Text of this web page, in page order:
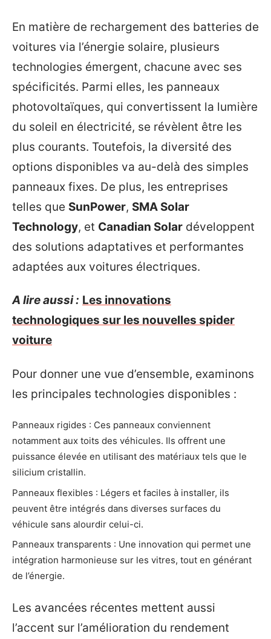
En matière de rechargement des batteries de
voitures via l’énergie solaire, plusieurs
technologies émergent, chacune avec ses
spécificités. Parmi elles, les panneaux
photovoltaïques, qui convertissent la lumière
du soleil en électricité, se révèlent être les
plus courants. Toutefois, la diversité des
options disponibles va au-delà des simples
panneaux fixes. De plus, les entreprises
telles que SunPower, SMA Solar
Technology, et Canadian Solar développent
des solutions adaptatives et performantes
adaptées aux voitures électriques.
A lire aussi : Les innovations
technologiques sur les nouvelles spider
voiture
Pour donner une vue d’ensemble, examinons
les principales technologies disponibles :
Panneaux rigides : Ces panneaux conviennent
notamment aux toits des véhicules. Ils offrent une
puissance élevée en utilisant des matériaux tels que le
silicium cristallin.
Panneaux flexibles : Légers et faciles à installer, ils
peuvent être intégrés dans diverses surfaces du
véhicule sans alourdir celui-ci.
Panneaux transparents : Une innovation qui permet une
intégration harmonieuse sur les vitres, tout en générant
de l’énergie.
Les avancées récentes mettent aussi
l’accent sur l’amélioration du rendement